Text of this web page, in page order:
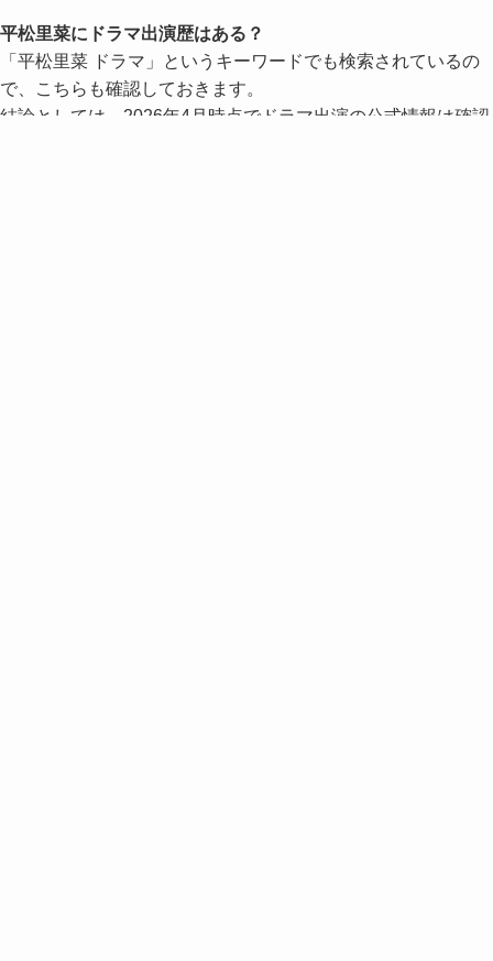
平松里菜にドラマ出演歴はある？
「平松里菜 ドラマ」というキーワードでも検索されているの
で、こちらも確認しておきます。
結論としては、2026年4月時点でドラマ出演の公式情報は確認